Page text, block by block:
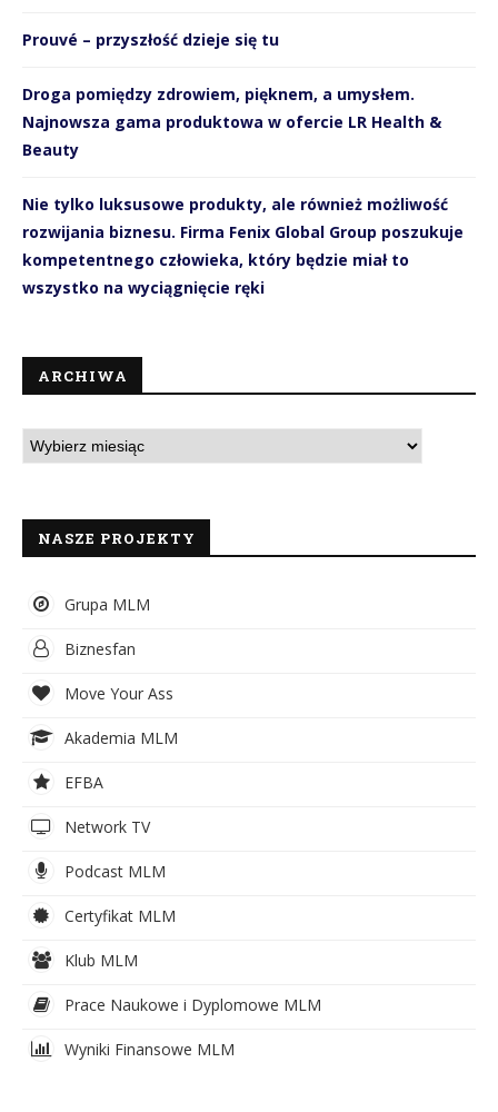
Prouvé – przyszłość dzieje się tu
Droga pomiędzy zdrowiem, pięknem, a umysłem.
Najnowsza gama produktowa w ofercie LR Health &
Beauty
Nie tylko luksusowe produkty, ale również możliwość
rozwijania biznesu. Firma Fenix Global Group poszukuje
kompetentnego człowieka, który będzie miał to
wszystko na wyciągnięcie ręki
ARCHIWA
NASZE PROJEKTY
Grupa MLM
Biznesfan
Move Your Ass
Akademia MLM
EFBA
Network TV
Podcast MLM
Certyfikat MLM
Klub MLM
Prace Naukowe i Dyplomowe MLM
Wyniki Finansowe MLM